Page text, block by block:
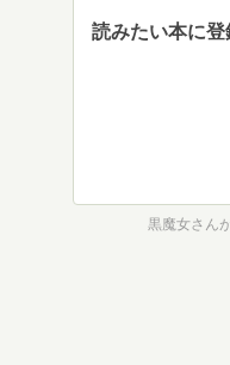
読みたい本に